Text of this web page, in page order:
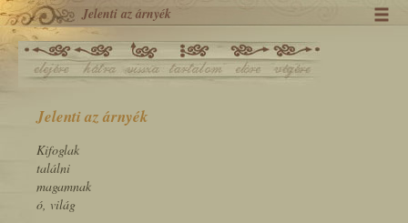
Jelenti az árnyék
Jelenti az árnyék
Kifoglak
találni
magamnak
ó, világ